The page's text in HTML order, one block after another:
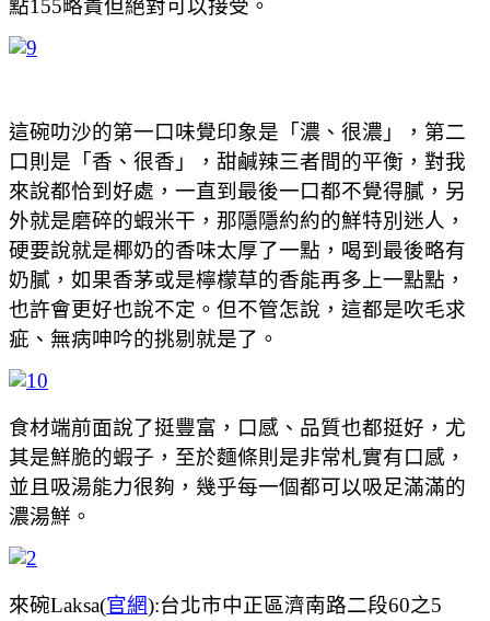
點155略貴但絕對可以接受。
這碗叻沙的第一口味覺印象是「濃、很濃」，第二
口則是「香、很香」，甜鹹辣三者間的平衡，對我
來說都恰到好處，一直到最後一口都不覺得膩，另
外就是磨碎的蝦米干，那隱隱約約的鮮特別迷人，
硬要說就是椰奶的香味太厚了一點，喝到最後略有
奶膩，如果香茅或是檸檬草的香能再多上一點點，
也許會更好也說不定。但不管怎說，這都是吹毛求
疵、無病呻吟的挑剔就是了。
食材端前面說了挺豐富，口感、品質也都挺好，尤
其是鮮脆的蝦子，至於麵條則是非常札實有口感，
並且吸湯能力很夠，幾乎每一個都可以吸足滿滿的
濃湯鮮。
來碗Laksa(官網):台北市中正區濟南路二段60之5